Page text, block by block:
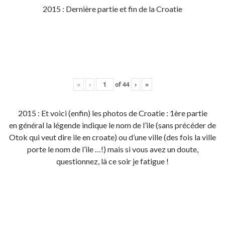
2015 : Dernière partie et fin de la Croatie
« ‹ of44 › »
2015 : Et voici (enfin) les photos de Croatie : 1ère partie
en général la légende indique le nom de l’ile (sans précéder de
Otok qui veut dire ile en croate) ou d’une ville (des fois la ville
porte le nom de l’ile …!) mais si vous avez un doute,
questionnez, là ce soir je fatigue !